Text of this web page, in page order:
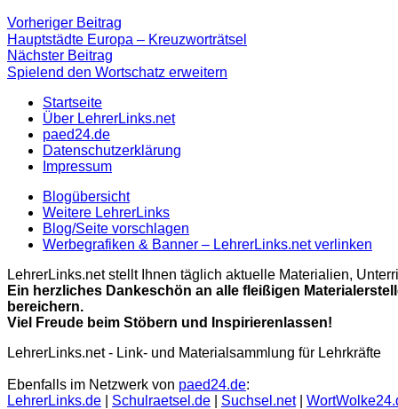
Beitragsnavigation
Vorheriger Beitrag
Beitrag:
Hauptstädte Europa – Kreuzworträtsel
Nächster Beitrag
Beitrag
Spielend den Wortschatz erweitern
Startseite
Über LehrerLinks.net
paed24.de
Datenschutzerklärung
Impressum
Blogübersicht
Weitere LehrerLinks
Blog/Seite vorschlagen
Werbegrafiken & Banner – LehrerLinks.net verlinken
LehrerLinks.net stellt Ihnen täglich aktuelle Materialien,
Ein herzliches Dankeschön an alle fleißigen
bereichern.
Viel Freude beim Stöbern und Inspirierenlassen!
LehrerLinks.net - Link- und Materialsammlung für Lehrkräfte
Ebenfalls im Netzwerk von paed24.de:
LehrerLinks.de
Schulraetsel.de Suchsel.net|